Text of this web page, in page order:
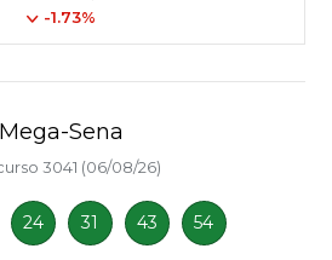
-1.73%
Mega-Sena
3041 (06/08/26)
24 31 43 54